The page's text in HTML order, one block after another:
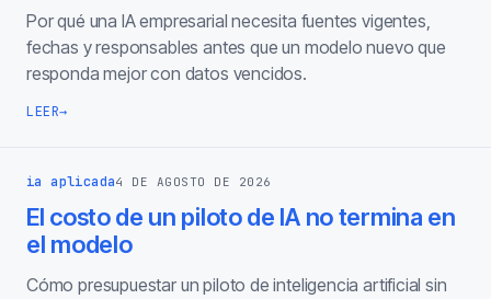
Por qué una IA empresarial necesita fuentes vigentes,
fechas y responsables antes que un modelo nuevo que
responda mejor con datos vencidos.
LEER→
ia aplicada4 DE AGOSTO DE 2026
El costo de un piloto de IA no termina en
el modelo
Cómo presupuestar un piloto de inteligencia artificial sin